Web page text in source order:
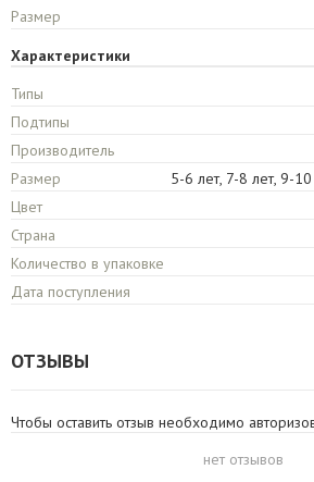
Размер
Характеристики
Типы
Подтипы
Производитель
Размер
5-6 лет, 7-8 лет, 9-
Цвет
Страна
Количество в упаковке
Дата поступления
ОТЗЫВЫ
Чтобы оставить отзыв необходимо
нет отзывов